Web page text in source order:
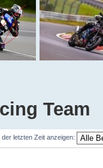
Team
der letzten Zeit anzeigen: